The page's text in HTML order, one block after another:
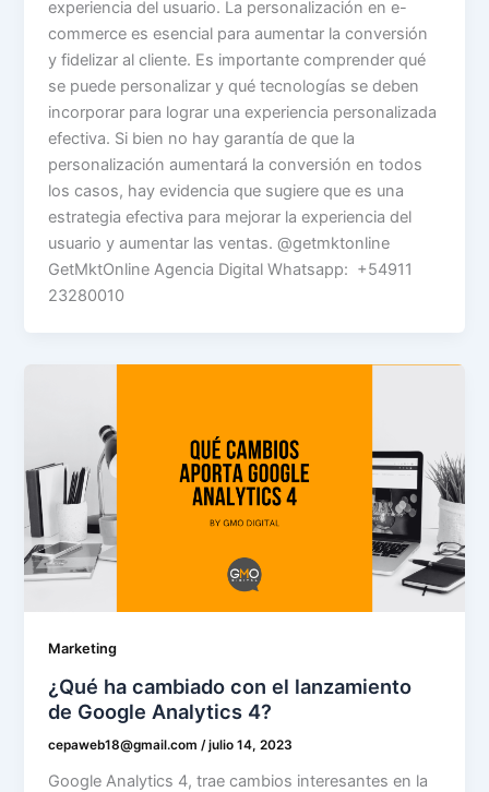
experiencia del usuario. La personalización en e-
commerce es esencial para aumentar la conversión
y fidelizar al cliente. Es importante comprender qué
se puede personalizar y qué tecnologías se deben
incorporar para lograr una experiencia personalizada
efectiva. Si bien no hay garantía de que la
personalización aumentará la conversión en todos
los casos, hay evidencia que sugiere que es una
estrategia efectiva para mejorar la experiencia del
usuario y aumentar las ventas. @getmktonline
GetMktOnline Agencia Digital Whatsapp: +54911
23280010
Marketing
¿Qué ha cambiado con el lanzamiento
de Google Analytics 4?
cepaweb18@gmail.com /julio 14, 2023
Google Analytics 4, trae cambios interesantes en la